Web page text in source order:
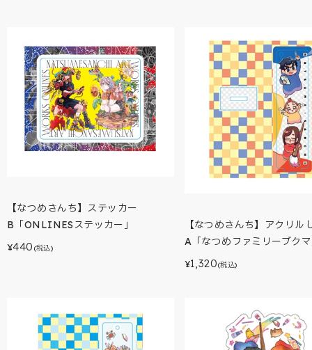
【なつめさんち】ステッカー
B「ONLINESステッカー」
¥440 (税込)
【なつめさんち】アクリル
A「なつめファミリーブク
¥1,320(税込)